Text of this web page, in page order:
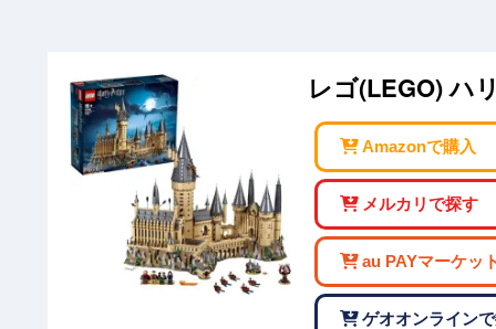
レゴ(LEGO) ハ
Amazonで購入
メルカリで探す
au PAYマーケッ
ゲオオンライン